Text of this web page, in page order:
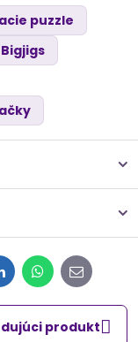
puzzle
Bigjigs
WhatsApp
E-
mail
produkt